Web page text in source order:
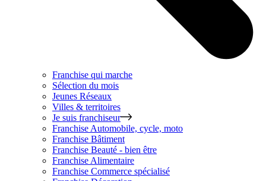
Franchise qui marche
Sélection du mois
Jeunes Réseaux
Villes & territoires
Je suis franchiseur
Franchise Automobile, cycle, moto
Franchise Bâtiment
Franchise Beauté - bien être
Franchise Alimentaire
Franchise Commerce spécialisé